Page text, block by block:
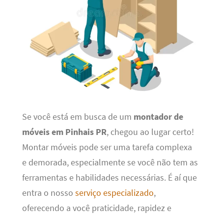
Se você está em busca de um montador de
móveis em Pinhais PR, chegou ao lugar certo!
Montar móveis pode ser uma tarefa complexa
e demorada, especialmente se você não tem as
ferramentas e habilidades necessárias. É aí que
entra o nosso serviço especializado,
oferecendo a você praticidade, rapidez e